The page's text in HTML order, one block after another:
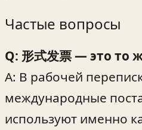
Частые вопросы
Q: 形式发票 — это то
A: В рабочей
международные
используют именно